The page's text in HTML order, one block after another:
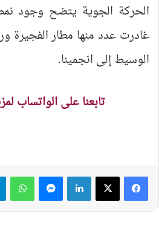
الحركة الجوية يتضح وجود
غادرت عدد منها مطار الفجيرة
الوسيط إلى انجمينا.
تابعنا على الواتساب
لينكدإن ماسنجر